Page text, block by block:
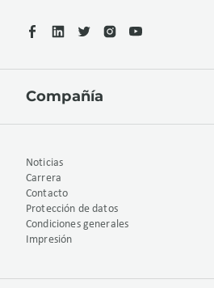
Compañía
Noticias
Carrera
Contacto
Protección de datos
Condiciones generales
Impresión